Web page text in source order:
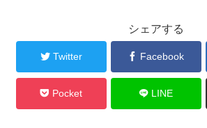
シェアする
Twitter Facebook
Pocket LINE